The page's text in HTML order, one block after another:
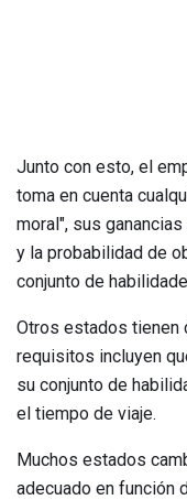
Junto con esto, el
toma en cuenta
moral", sus
y la probabilidad de
conjunto de
Otros estados tienen
requisitos incluyen
su conjunto de
el tiempo de viaje.
Muchos estados
adecuado en función